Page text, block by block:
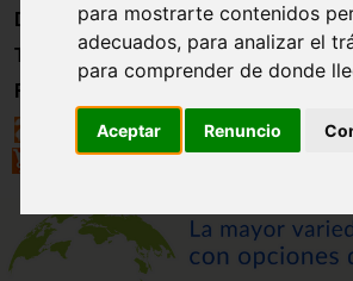
para mostrarte contenidos
adecuados, para analizar el
para comprender de donde
Aceptar Renuncio
Directorio
Trabajo
Registro